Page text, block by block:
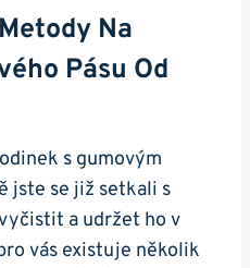
Na
Pásu Od
s gumovým
jste se ‍již setkali s
⁤a udržet ho v
vás existuje několik